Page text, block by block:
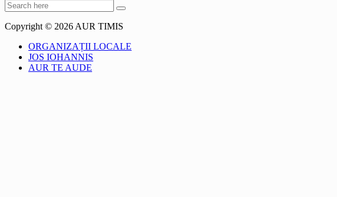
Copyright © 2026 AUR TIMIS
ORGANIZAȚII LOCALE
JOS IOHANNIS
AUR TE AUDE